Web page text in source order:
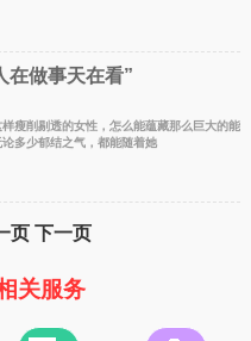
在做事天在看”
瘦削剔透的女性，怎么能蕴藏那么巨大的能
多少郁结之气，都能随着她
页 下一页
关服务